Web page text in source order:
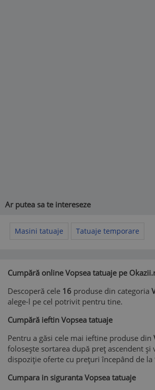
Ar putea sa te intereseze
Masini tatuaje Tatuaje temporare
Cumpără online Vopsea tatuaje pe
Descoperă cele 16 produse din categoria
alege-l pe cel potrivit pentru tine.
Cumpără ieftin Vopsea tatuaje
Pentru a găsi cele mai ieftine produse din
folosește sortarea după preț ascendent și
dispoziție oferte cu prețuri începând de la
Cumpara in siguranta Vopsea tatuaje